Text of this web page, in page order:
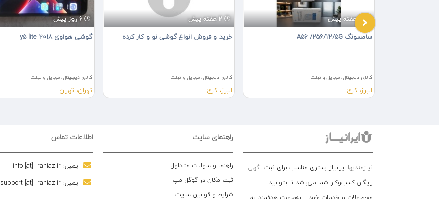
6 روز پیش
گوشی هواوی y5 lite 2018
کالای دیجیتال، موبایل و تبلت
تهران، تهران
2 هفته پیش
خرید و فروش انواع گوشی نو و کار کرده
کالای دیجیتال، موبایل و تبلت
البرز، کرج
2 هفته پیش
سامسونگ A56 /256/12/5G
کالای دیجیتال، موبایل و تبلت
البرز، کرج
نیازمندیها ایرانیاز بستری مناسب برای ثبتآگهی
رایگان کسب‌وکار شما می‌باشد تا بتوانید
راهنمای سایت
راهنما و سوالات متداول
ثبت مکان در گوگل مپ
شرایط و قوانین سایت
اطلاعات تماس
ایمیل: info [at] iraniaz.ir
ایمیل: support [at] iraniaz.ir